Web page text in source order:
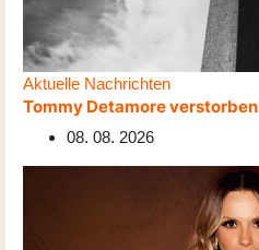
Aktuelle Nachrichten
Tommy Detamore verstorben
08. 08. 2026